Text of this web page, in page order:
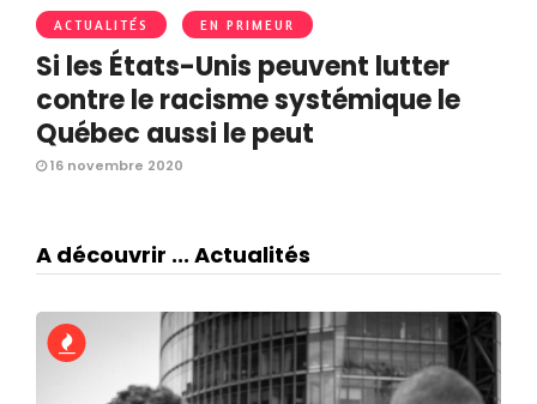
ACTUALITÉS EN PRIMEUR
Si les États-Unis peuvent lutter
contre le racisme systémique le
Québec aussi le peut
16 novembre 2020
A découvrir ... Actualités